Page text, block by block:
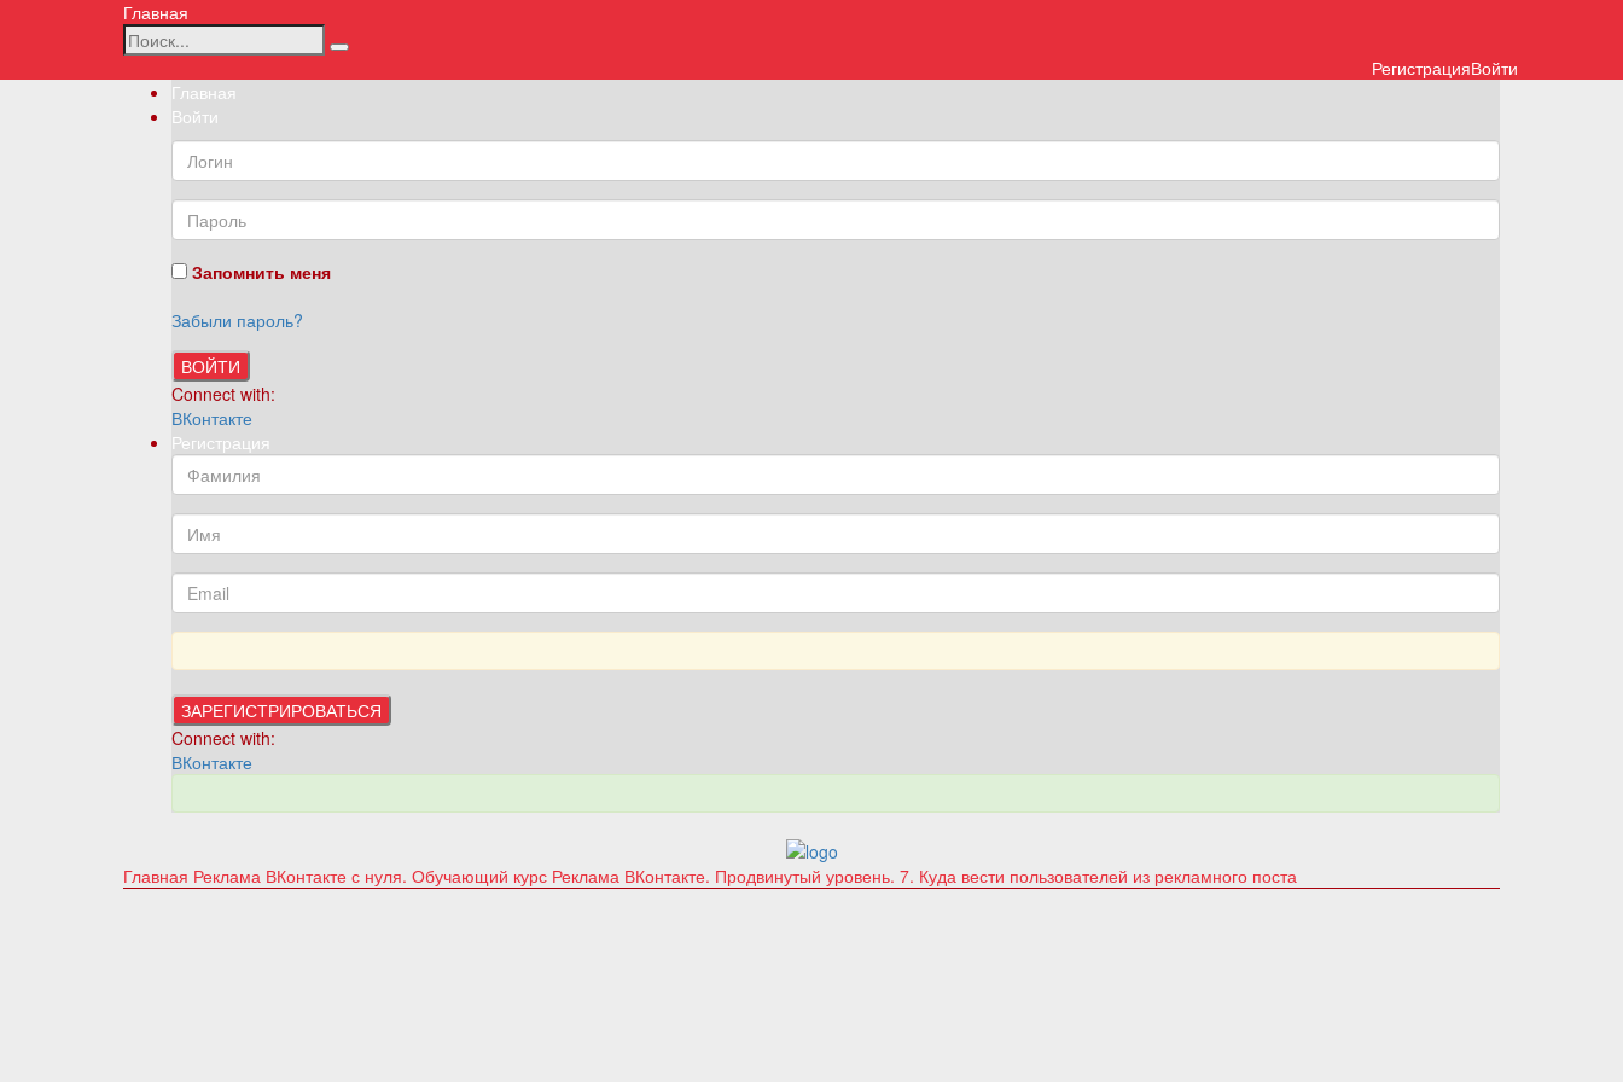
Главная
Войти
Регистрация
Главная
Войти
Запомнить меня
Забыли пароль?
ВОЙТИ
Connect with:
ВКонтакте
Регистрация
Connect with:
ВКонтакте
Главная Реклама ВКонтакте с нуля. Обучающий курс Реклама ВКонтакте. Продвинутый уровень. 7. Куда вести пользователей из рекламного поста